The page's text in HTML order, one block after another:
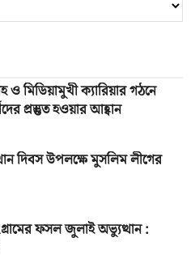
ও মিডিয়ামুখী ক্যারিয়ার গঠনে
প্রস্তুত হওয়ার আহ্বান
দিবস উপলক্ষে মুসলিম লীগের
ফসল জুলাই অভ্যুত্থান :